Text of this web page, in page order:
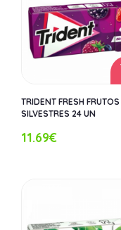
TRIDENT FRESH FRUTOS
SILVESTRES 24 UN
11.69€